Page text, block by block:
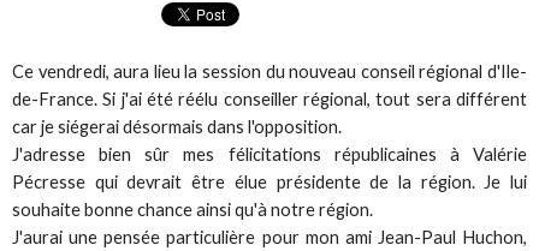
Ce vendredi, aura lieu la session du nouveau conseil régional d'Ile-
de-France. Si j'ai été réélu conseiller régional, tout sera différent
car je siégerai désormais dans l'opposition.
J'adresse bien sûr mes félicitations républicaines à Valérie
Pécresse qui devrait être élue présidente de la région. Je lui
souhaite bonne chance ainsi qu'à notre région.
J'aurai une pensée particulière pour mon ami Jean-Paul Huchon,